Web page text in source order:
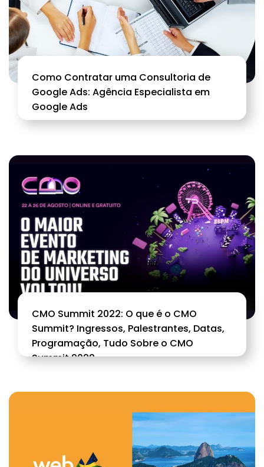
Como Contratar uma Consultoria de
Google Ads: Agência Especialista em
Google Ads
CMO Summit 2022: O que é o CMO
Summit? Ingressos, Palestrantes, Datas,
Programação, Tudo Sobre o CMO
Summit 2022